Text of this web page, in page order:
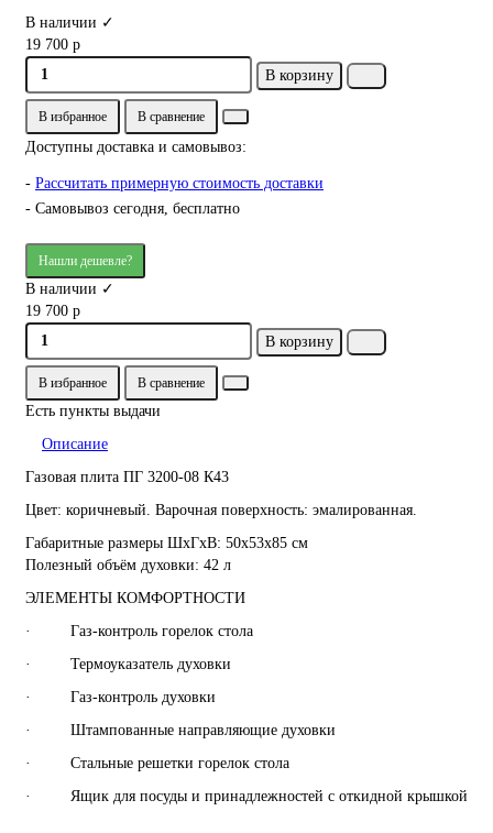
В наличии ✓
19 700 р
В корзину
В избранное В сравнение
Доступны доставка и самовывоз:
- Рассчитать примерную стоимость доставки
- Самовывоз сегодня, бесплатно
Нашли дешевле?
В наличии ✓
19 700 р
В корзину
В избранное В сравнение
Есть пункты выдачи
Описание
Газовая плита ПГ 3200-08 К43
Цвет: коричневый. Варочная поверхность: эмалированная.
Габаритные размеры ШхГхВ: 50х53х85 см
Полезный объём духовки: 42 л
ЭЛЕМЕНТЫ КОМФОРТНОСТИ
· Газ-контроль горелок стола
· Термоуказатель духовки
· Газ-контроль духовки
· Штампованные направляющие духовки
· Стальные решетки горелок стола
· Ящик для посуды и принадлежностей с откидной крышкой